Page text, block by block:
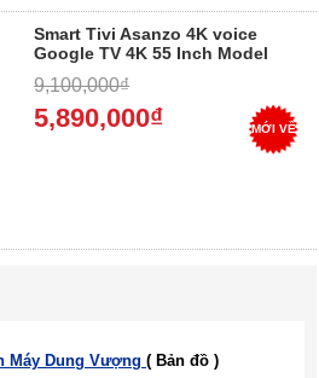
Smart Tivi Asanzo 4K voice
Google TV 4K 55 Inch Model
9,100,000₫
5,890,000₫ MỚI VỀ
Máy Dung Vượng ( Bản đồ )